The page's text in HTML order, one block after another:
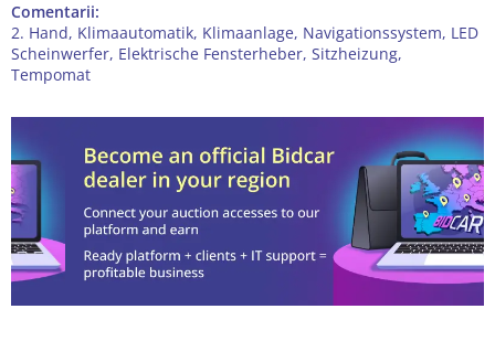
Comentarii:
2. Hand, Klimaautomatik, Klimaanlage, Navigationssystem, LED
Scheinwerfer, Elektrische Fensterheber, Sitzheizung,
Tempomat